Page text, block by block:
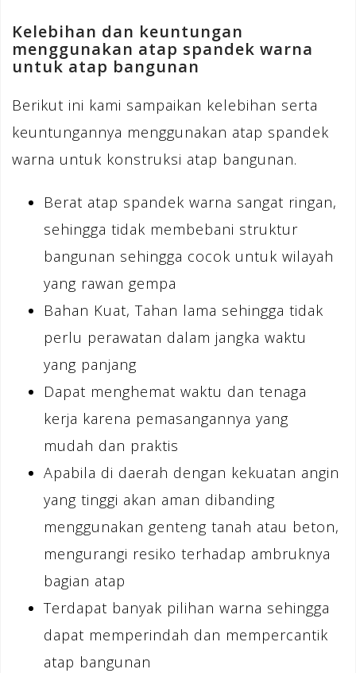
Kelebihan dan keuntungan
menggunakan atap spandek warna
untuk atap bangunan
Berikut ini kami sampaikan kelebihan serta
keuntungannya menggunakan atap spandek
warna untuk konstruksi atap bangunan.
Berat atap spandek warna sangat ringan,
sehingga tidak membebani struktur
bangunan sehingga cocok untuk wilayah
yang rawan gempa
Bahan Kuat, Tahan lama sehingga tidak
perlu perawatan dalam jangka waktu
yang panjang
Dapat menghemat waktu dan tenaga
kerja karena pemasangannya yang
mudah dan praktis
Apabila di daerah dengan kekuatan angin
yang tinggi akan aman dibanding
menggunakan genteng tanah atau beton,
mengurangi resiko terhadap ambruknya
bagian atap
Terdapat banyak pilihan warna sehingga
dapat memperindah dan mempercantik
atap bangunan